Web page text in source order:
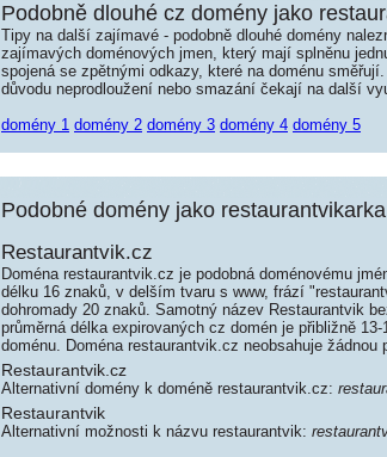
Podobně dlouhé cz domény jako
Tipy na další zajímavé - podobně dlouhé domény
zajímavých doménových jmen, který mají splněnu
spojená se zpětnými odkazy, které na doménu
důvodu neprodloužení nebo smazání čekají na další
domény 1 domény 2 domény 3 domény 4 domény 5
Podobné domény jako
Restaurantvik.cz
Doména restaurantvik.cz je podobná doménovému
délku 16 znaků, v delším tvaru s www, frází
dohromady 20 znaků. Samotný název Restaurantvik
průměrná délka expirovaných cz domén je přibližně
doménu. Doména restaurantvik.cz neobsahuje
Restaurantvik.cz
Alternativní domény k doméně restaurantvik.cz:
Restaurantvik
Alternativní možnosti k názvu restaurantvik: